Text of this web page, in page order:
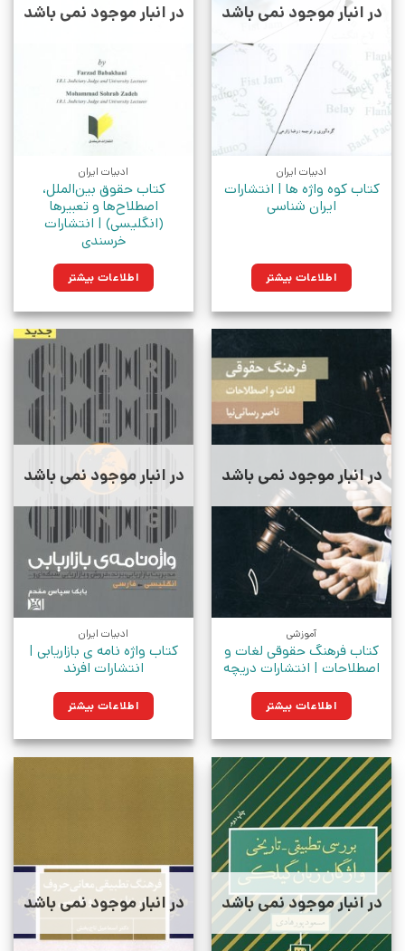
در انبار موجود نمی باشد
ادبیات ایران
کتاب کوه واژه ها | انتشارات
ایران شناسی
اطلاعات بیشتر
در انبار موجود نمی باشد
ادبیات ایران
کتاب حقوق بین‌الملل،
اصطلاح‌ها و تعبیرها
(انگلیسی) | انتشارات
خرسندی
اطلاعات بیشتر
در انبار موجود نمی باشد
آموزشی
کتاب فرهنگ حقوقی لغات و
اصطلاحات | انتشارات دریچه
اطلاعات بیشتر
در انبار موجود نمی باشد
ادبیات ایران
کتاب واژه نامه ی بازاریابی |
انتشارات افرند
اطلاعات بیشتر
در انبار موجود نمی باشد در انبار موجود نمی باشد